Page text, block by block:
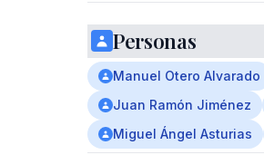
Personas
Manuel Otero Alvarado
Juan Ramón Jiménez
Miguel Ángel Asturias